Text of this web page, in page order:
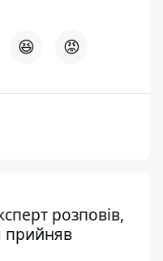
😆 😡
розповів,
прийняв